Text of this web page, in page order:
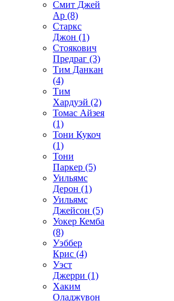
Смит Джей
Ар (8)
Старкс
Джон (1)
Стоякович
Предраг (3)
Тим Данкан
(4)
Тим
Хардуэй (2)
Томас Айзея
(1)
Тони Кукоч
(1)
Тони
Паркер (5)
Уильямс
Дерон (1)
Уильямс
Джейсон (5)
Уокер Кемба
(8)
Уэббер
Крис (4)
Уэст
Джерри (1)
Хаким
Оладжувон